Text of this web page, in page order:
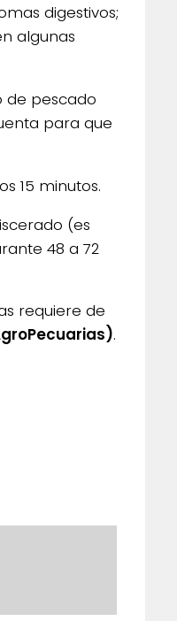
digestivos;
algunas
de pescado
para que
15 minutos.
(es
48 a 72
requiere de
.